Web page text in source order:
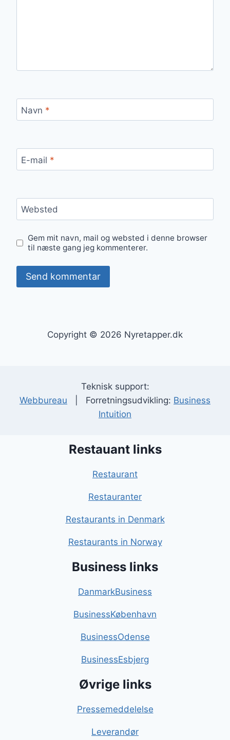
Navn *
E-mail *
Websted
Gem mit navn, mail og websted i denne browser
til næste gang jeg kommenterer.
Copyright © 2026 Nyretapper.dk
Teknisk support:
Webbureau | Forretningsudvikling: Business
Intuition
Restauant links
Restaurant
Restauranter
Restaurants in Denmark
Restaurants in Norway
Business links
DanmarkBusiness
BusinessKøbenhavn
BusinessOdense
BusinessEsbjerg
Øvrige links
Pressemeddelelse
Leverandør